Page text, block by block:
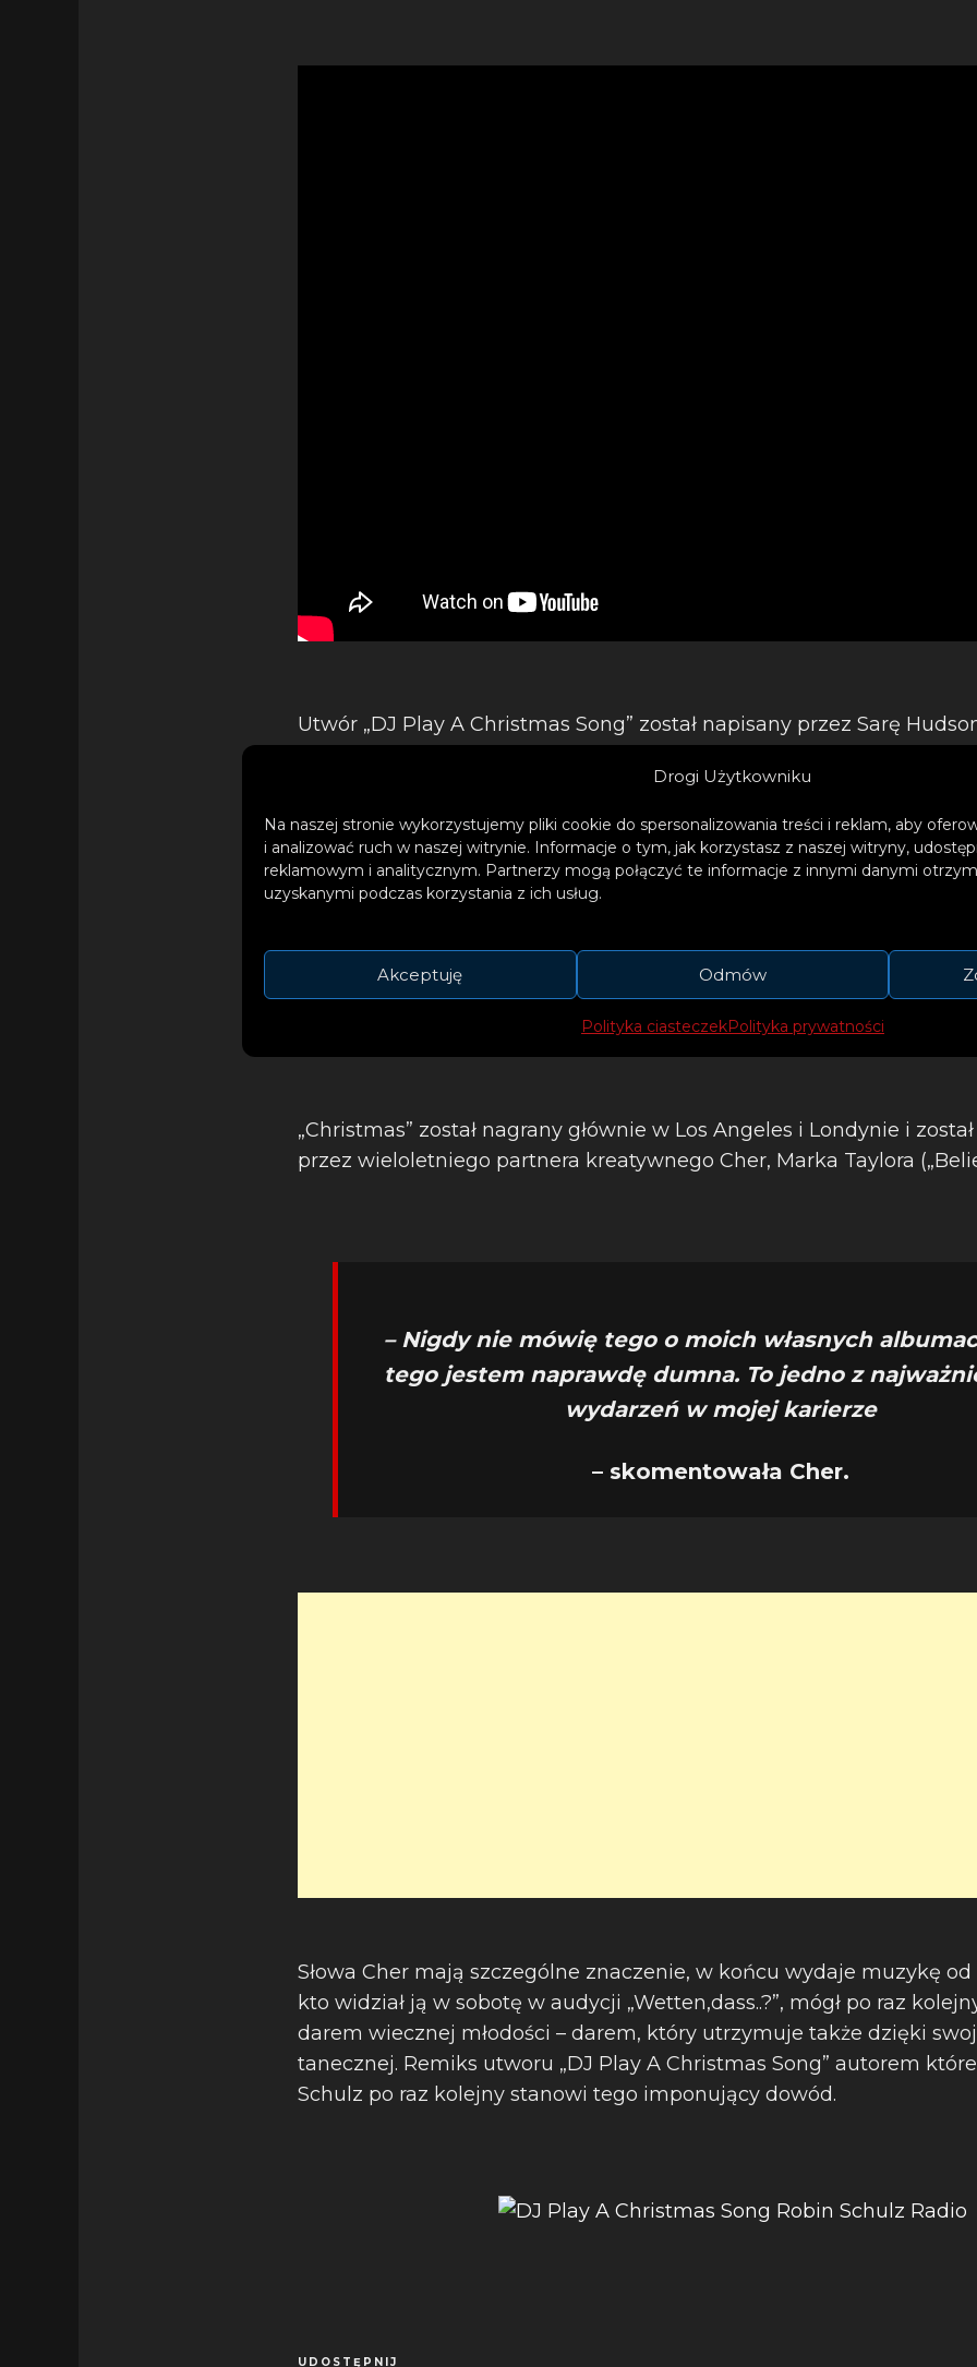
Drogi Użytkowniku
Na naszej stronie wykorzystujemy pliki cookie do spersonalizowania treści i reklam, aby
i analizować ruch w naszej witrynie. Informacje o tym, jak korzystasz z naszej witryny,
reklamowym i analitycznym. Partnerzy mogą połączyć te informacje z innymi danymi
uzyskanymi podczas korzystania z ich usług.
Akceptuję Odmów
Polityka ciasteczekPolityka prywatności
Utwór „DJ Play A Christmas Song” został napisany przez Sarę
tym interpretacje Cher różnych świątecznych klasyków, a także
kompozycje. Lista gości również robi wrażenie: bliscy towarzysze,
Stevie Wonder, Michael Bublé, Cyndi Lauper i Tyga, biorą mikrofon
wyjątkową atmosferę albumu.
„Christmas” został nagrany głównie w Los Angeles i Londynie i
przez wieloletniego partnera kreatywnego Cher, Marka Taylora
– Nigdy nie mówię tego o moich własnych
tego jestem naprawdę dumna. To jedno z
wydarzeń w mojej karierze
– skomentowała Cher.
Słowa Cher mają szczególne znaczenie, w końcu wydaje muzykę od
kto widział ją w sobotę w audycji „Wetten,dass..?”, mógł po raz
darem wiecznej młodości – darem, który utrzymuje także dzięki
tanecznej. Remiks utworu „DJ Play A Christmas Song” autorem
Schulz po raz kolejny stanowi tego imponujący dowód.
UDOSTĘPNIJ